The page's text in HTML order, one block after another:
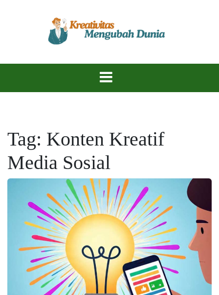
KreativitasKu
Tag: Konten Kreatif
Media Sosial